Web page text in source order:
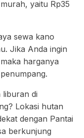
yaitu Rp35
sewa kano
Jika Anda ingin
harganya
liburan di
Lokasi hutan
dengan Pantai
berkunjung